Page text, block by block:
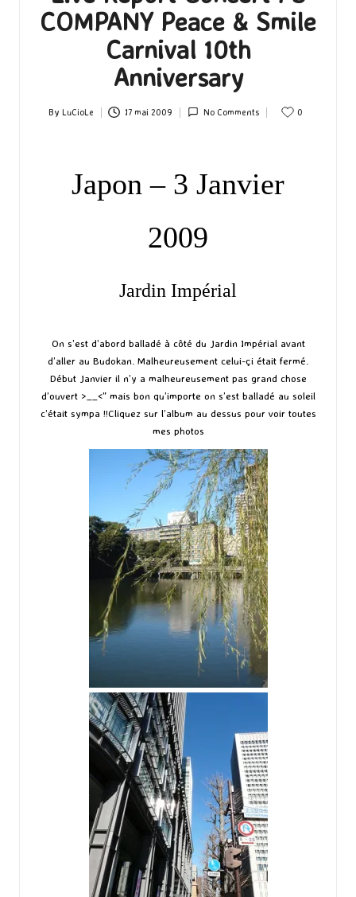
COMPANY Peace & Smile
Carnival 10th
Anniversary
Posted
By LuCioLe 17 mai 2009 No Comments 0
Japon – 3 Janvier
2009
Jardin Impérial
On s’est d’abord balladé à côté du Jardin Impérial avant
d’aller au Budokan. Malheureusement celui-çi était fermé.
Début Janvier il n’y a malheureusement pas grand chose
d’ouvert >__<” mais bon qu’importe on s’est balladé au soleil
c’était sympa !!Cliquez sur l’album au dessus pour voir toutes
mes photos